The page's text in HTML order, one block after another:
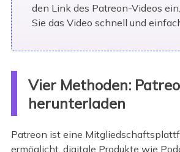
den Link des Patreon-Videos
Sie das Video schnell und
Vier Methoden:
herunterladen
Patreon ist eine
ermöglicht, digitale Produkte wie